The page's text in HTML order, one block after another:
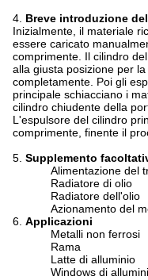
4. Breve introduzione
Inizialmente, il materiale
essere caricato
comprimente. Il cilindro
alla giusta posizione per
completamente. Poi gli
principale schiacciano i
cilindro chiudente della
L'espulsore del cilindro
comprimente, finente il
5. Supplemento
Alimentazione del
Radiatore di olio
Radiatore dell'olio
Azionamento del
6. Applicazioni
Metalli non ferrosi
Rama
Latte di alluminio
Windows di